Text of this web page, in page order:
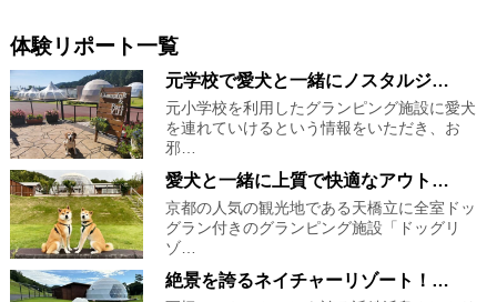
体験リポート一覧
元学校で愛犬と一緒にノスタルジ…
元小学校を利用したグランピング施設に愛犬
を連れていけるという情報をいただき、お
邪…
愛犬と一緒に上質で快適なアウト…
京都の人気の観光地である天橋立に全室ドッ
グラン付きのグランピング施設「ドッグリ
ゾ…
絶景を誇るネイチャーリゾート！…